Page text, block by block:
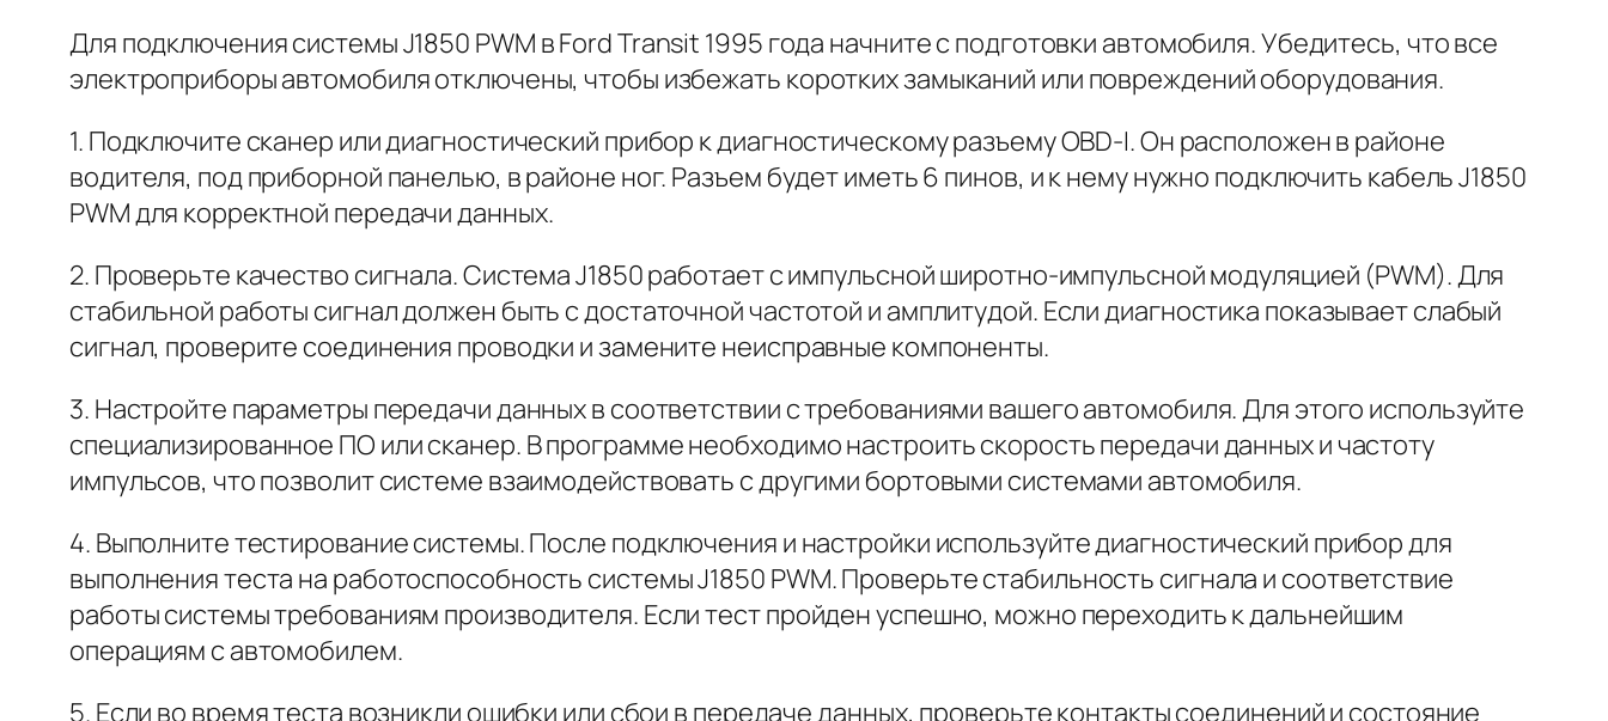
Для подключения системы J1850 PWM в Ford Transit 1995 года начните с подготовки автомобиля. Убедитесь, что все
электроприборы автомобиля отключены, чтобы избежать коротких замыканий или повреждений оборудования.
1. Подключите сканер или диагностический прибор к диагностическому разъему OBD-I. Он расположен в районе
водителя, под приборной панелью, в районе ног. Разъем будет иметь 6 пинов, и к нему нужно подключить кабель J1850
PWM для корректной передачи данных.
2. Проверьте качество сигнала. Система J1850 работает с импульсной широтно-импульсной модуляцией (PWM). Для
стабильной работы сигнал должен быть с достаточной частотой и амплитудой. Если диагностика показывает слабый
сигнал, проверите соединения проводки и замените неисправные компоненты.
3. Настройте параметры передачи данных в соответствии с требованиями вашего автомобиля. Для этого используйте
специализированное ПО или сканер. В программе необходимо настроить скорость передачи данных и частоту
импульсов, что позволит системе взаимодействовать с другими бортовыми системами автомобиля.
4. Выполните тестирование системы. После подключения и настройки используйте диагностический прибор для
выполнения теста на работоспособность системы J1850 PWM. Проверьте стабильность сигнала и соответствие
работы системы требованиям производителя. Если тест пройден успешно, можно переходить к дальнейшим
операциям с автомобилем.
5. Если во время теста возникли ошибки или сбои в передаче данных, проверьте контакты соединений и состояние